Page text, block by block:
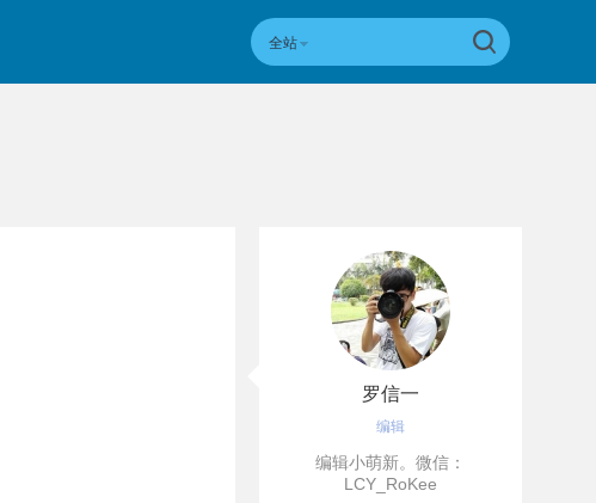
全站
罗信一
编辑
编辑小萌新。微信：
LCY_RoKee